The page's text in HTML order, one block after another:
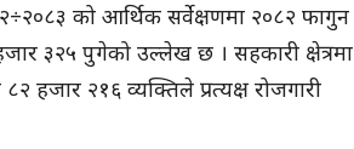
को आर्थिक सर्वेक्षणमा २०८२ फागुन
३२५ पुगेको उल्लेख छ । सहकारी क्षेत्रमा
२१६ व्यक्तिले प्रत्यक्ष रोजगारी